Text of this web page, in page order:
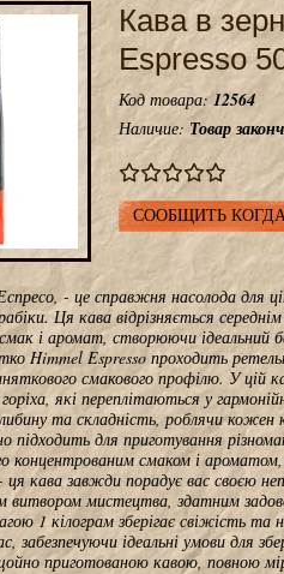
Кава в
Espresso
Код товара:12564
Наличие: Товар
СООБЩИТЬ
- це справжня насолода для
Ця кава відрізняється
смак і аромат, створюючи
Himmel Espresso проходить
смакового профілю. У цій
які переплітаються у
та складність, роблячи
підходить для приготування
концентрованим смаком і
ця кава завжди порадує вас своєю
мистецтва, здатним
1 кілограм зберігає свіжість та
забезпечуючи ідеальні умови для
приготованою кавою, повною